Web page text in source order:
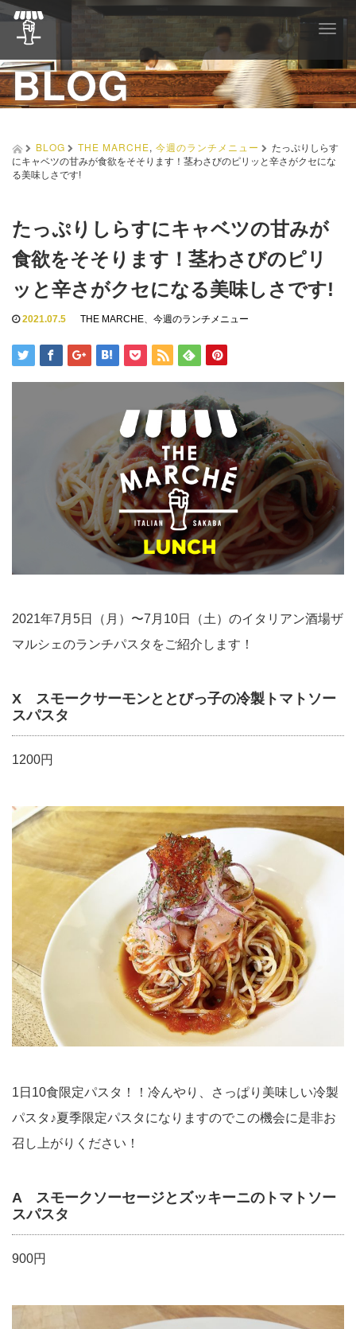
T
g
g
l
e
v
t
BLOG
BLOG THE MARCHE, 今週のランチメニュー
たっぷりしらす
にキャベツの甘みが食欲をそそります！茎わさびのピリッと辛さがクセにな
る美味しさです!
たっぷりしらすにキャベツの甘みが
食欲をそそります！茎わさびのピリ
ッと辛さがクセになる美味しさです!
2021.07.5 THE MARCHE、 今週のランチメニュー
2021年7月5日（月）〜7月10日（土）のイタリアン酒場ザ
マルシェのランチパスタをご紹介します！
X スモークサーモンととびっ子の冷製トマトソー
スパスタ
1200円
1日10食限定パスタ！！冷んやり、さっぱり美味しい冷製
パスタ♪夏季限定パスタになりますのでこの機会に是非お
召し上がりください！
A スモークソーセージとズッキーニのトマトソー
スパスタ
900円